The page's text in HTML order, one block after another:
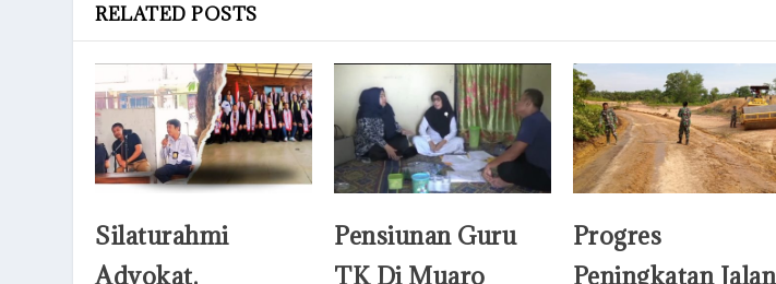
RELATED POSTS
Silaturahmi
Advokat,
Pensiunan Guru
TK Di Muaro
Progres
Peningkatan Jalan